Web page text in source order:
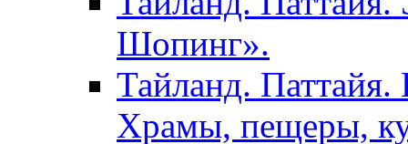
Шопинг».
Тайланд. Паттайя.
Храмы, пещеры,